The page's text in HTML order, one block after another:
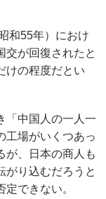
和55年）におけ
交が回復されたと
けの程度だとい
「中国人の一人一
工場がいくつあっ
が、日本の商人も
がり込むだろうと
できない。